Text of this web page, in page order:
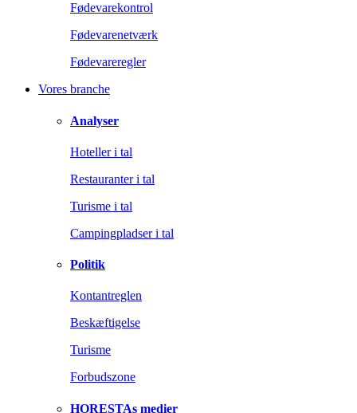
Fødevarekontrol
Fødevarenetværk
Fødevareregler
Vores branche
Analyser
Hoteller i tal
Restauranter i tal
Turisme i tal
Campingpladser i tal
Politik
Kontantreglen
Beskæftigelse
Turisme
Forbudszone
HORESTAs medier